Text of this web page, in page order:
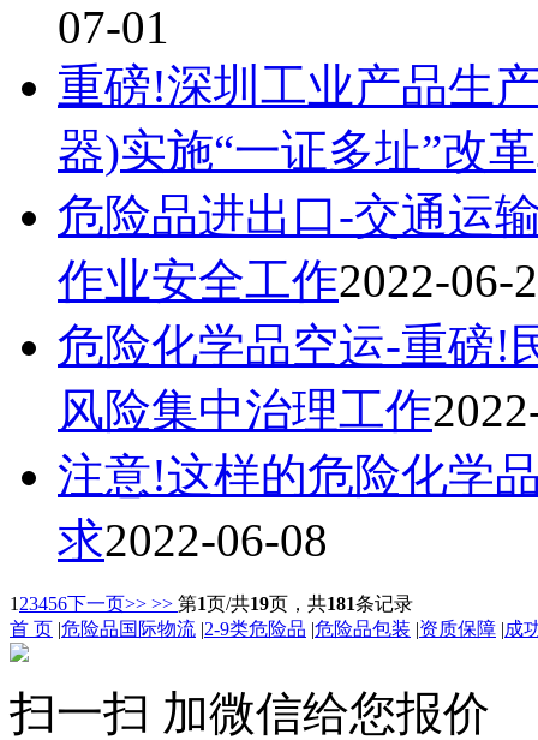
07-01
重磅!深圳工业产品生
器)实施“一证多址”改革
危险品进出口-交通运
作业安全工作2022-06-
危险化学品空运-重磅!
风险集中治理工作
注意!这样的危险化学
求2022-06-08
1 23456下一页>> >> 第1页/共19页，共181条记录
首 页 |危险品国际物流 |2-9类危险品 |危险品包装 |资质保障 |成
扫一扫 加微信给您报价